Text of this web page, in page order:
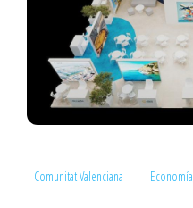
Comunitat Valenciana Economía